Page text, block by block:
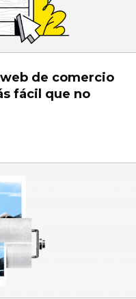
de comercio
fácil que no